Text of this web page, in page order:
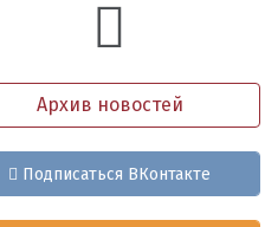
Архив новостей
Подписаться ВКонтакте